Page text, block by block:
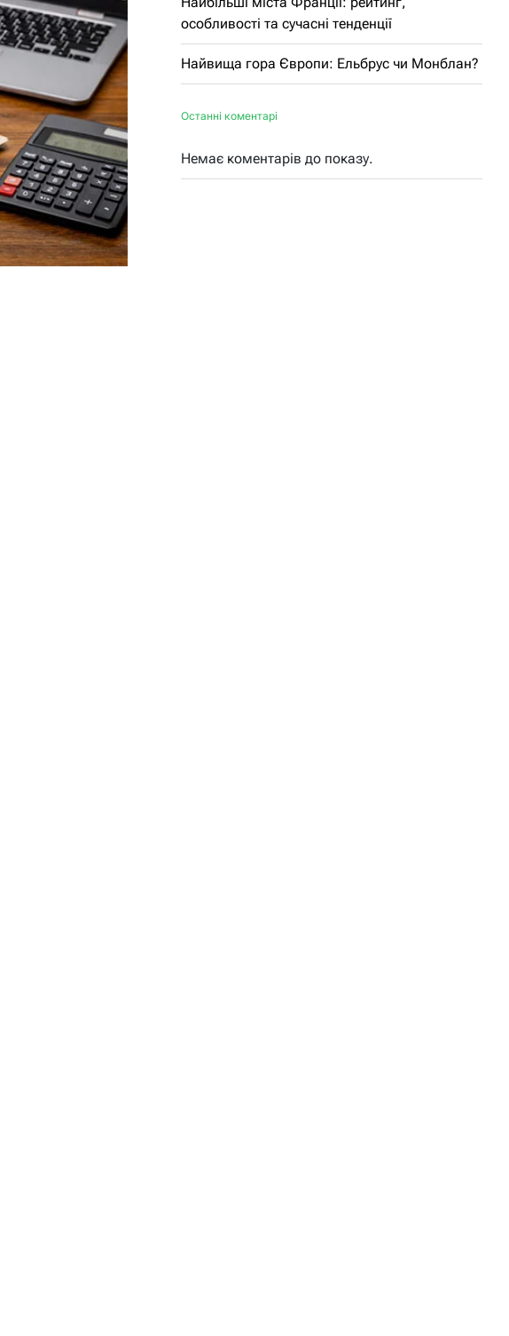
особливості та сучасні тенденції
Найвища гора Європи: Ельбрус чи Монблан?
Останні коментарі
Немає коментарів до показу.